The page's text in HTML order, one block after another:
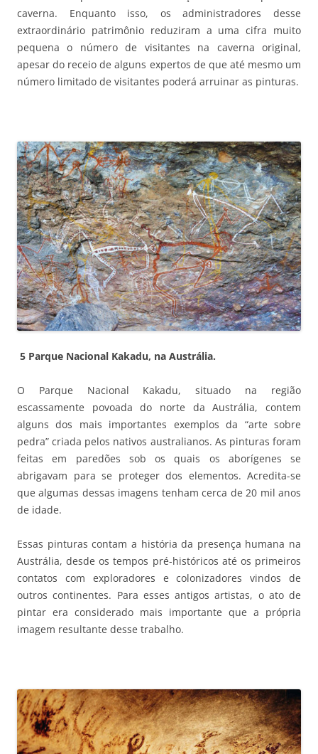
caverna. Enquanto isso, os administradores desse
extraordinário patrimônio reduziram a uma cifra muito
pequena o número de visitantes na caverna original,
apesar do receio de alguns expertos de que até mesmo um
número limitado de visitantes poderá arruinar as pinturas.
5 Parque Nacional Kakadu, na Austrália.
O Parque Nacional Kakadu, situado na região
escassamente povoada do norte da Austrália, contem
alguns dos mais importantes exemplos da “arte sobre
pedra” criada pelos nativos australianos. As pinturas foram
feitas em paredões sob os quais os aborígenes se
abrigavam para se proteger dos elementos. Acredita-se
que algumas dessas imagens tenham cerca de 20 mil anos
de idade.
Essas pinturas contam a história da presença humana na
Austrália, desde os tempos pré-históricos até os primeiros
contatos com exploradores e colonizadores vindos de
outros continentes. Para esses antigos artistas, o ato de
pintar era considerado mais importante que a própria
imagem resultante desse trabalho.